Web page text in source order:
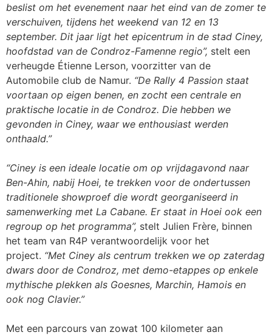
beslist om het evenement naar het eind van de zomer te
verschuiven, tijdens het weekend van 12 en 13
september. Dit jaar ligt het epicentrum in de stad Ciney,
hoofdstad van de Condroz-Famenne regio”, stelt een
verheugde Étienne Lerson, voorzitter van de
Automobile club de Namur. “De Rally 4 Passion staat
voortaan op eigen benen, en zocht een centrale en
praktische locatie in de Condroz. Die hebben we
gevonden in Ciney, waar we enthousiast werden
onthaald.”
“Ciney is een ideale locatie om op vrijdagavond naar
Ben-Ahin, nabij Hoei, te trekken voor de ondertussen
traditionele showproef die wordt georganiseerd in
samenwerking met La Cabane. Er staat in Hoei ook een
regroup op het programma”, stelt Julien Frère, binnen
het team van R4P verantwoordelijk voor het
project. “Met Ciney als centrum trekken we op zaterdag
dwars door de Condroz, met demo-etappes op enkele
mythische plekken als Goesnes, Marchin, Hamois en
ook nog Clavier.”
Met een parcours van zowat 100 kilometer aan